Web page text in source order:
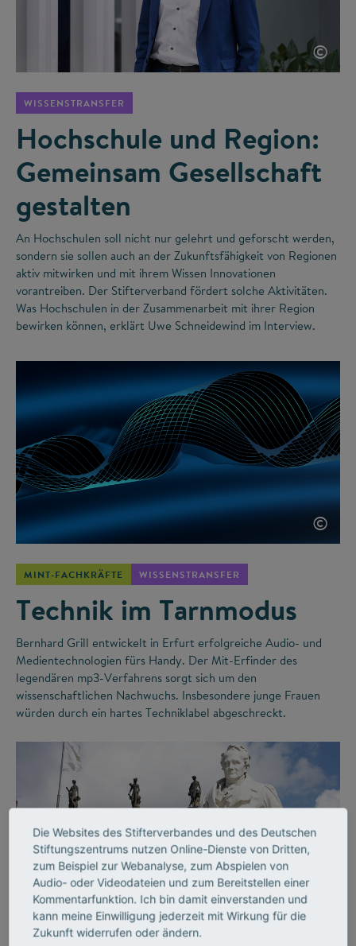
©
WISSENSTRANSFER
Hochschule und Region:
Gemeinsam Gesellschaft
gestalten
An Hochschulen soll nicht nur gelehrt und geforscht werden,
sondern sie sollen auch an der Zukunftsfähigkeit von Regionen
aktiv mitwirken und mit ihrem Wissen Innovationen
vorantreiben. Der Stifterverband fördert solche Aktivitäten.
Was Hochschulen in der Zusammenarbeit mit ihrer Region
bewirken können, erklärt Uwe Schneidewind im Interview.
©
MINT-FACHKRÄFTE WISSENSTRANSFER
Technik im Tarnmodus
Bernhard Grill entwickelt in Erfurt erfolgreiche Audio- und
Medientechnologien fürs Handy. Der Mit-Erfinder des
legendären mp3-Verfahrens sorgt sich um den
wissenschaftlichen Nachwuchs. Insbesondere junge Frauen
würden durch ein hartes Techniklabel abgeschreckt.
Die Websites des Stifterverbandes und des Deutschen
Stiftungszentrums nutzen Online-Dienste von Dritten,
zum Beispiel zur Webanalyse, zum Abspielen von
Audio- oder Videodateien und zum Bereitstellen einer
Kommentarfunktion. Ich bin damit einverstanden und
kann meine Einwilligung jederzeit mit Wirkung für die
Zukunft widerrufen oder ändern.